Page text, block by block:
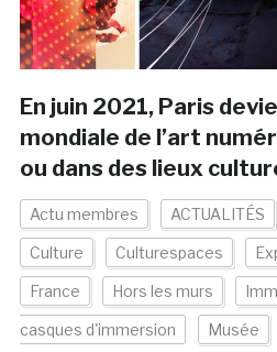
En juin 2021, Paris
mondiale de l’art
ou dans des lieux
Actu membres ACTUALITÉS
Culture Culturespaces
France Hors les murs
casques d'immersion Musée